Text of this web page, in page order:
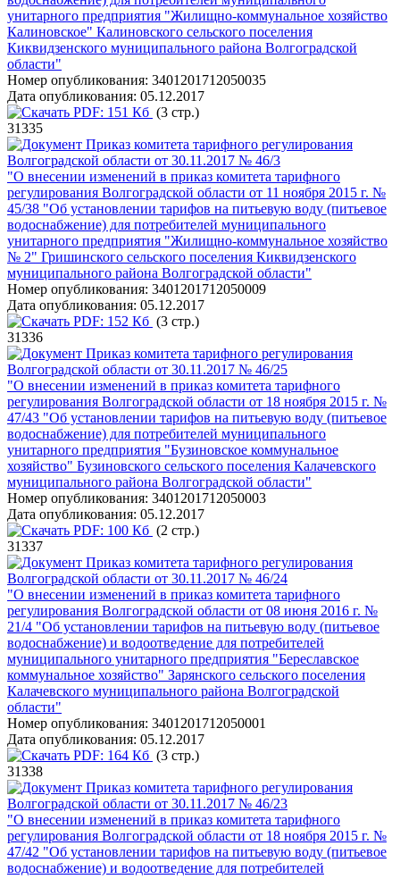
унитарного предприятия "Жилищно-коммунальное хозяйство
Калиновское" Калиновского сельского поселения
Киквидзенского муниципального района Волгоградской
области"
Номер опубликования: 3401201712050035
Дата опубликования: 05.12.2017
PDF: 151 Кб (3 стр.)
31335
Приказ комитета тарифного регулирования
Волгоградской области от 30.11.2017 № 46/3
"О внесении изменений в приказ комитета тарифного
регулирования Волгоградской области от 11 ноября 2015 г. №
45/38 "Об установлении тарифов на питьевую воду (питьевое
водоснабжение) для потребителей муниципального
унитарного предприятия "Жилищно-коммунальное хозяйство
№ 2" Гришинского сельского поселения Киквидзенского
муниципального района Волгоградской области"
Номер опубликования: 3401201712050009
Дата опубликования: 05.12.2017
PDF: 152 Кб (3 стр.)
31336
Приказ комитета тарифного регулирования
Волгоградской области от 30.11.2017 № 46/25
"О внесении изменений в приказ комитета тарифного
регулирования Волгоградской области от 18 ноября 2015 г. №
47/43 "Об установлении тарифов на питьевую воду (питьевое
водоснабжение) для потребителей муниципального
унитарного предприятия "Бузиновское коммунальное
хозяйство" Бузиновского сельского поселения Калачевского
муниципального района Волгоградской области"
Номер опубликования: 3401201712050003
Дата опубликования: 05.12.2017
PDF: 100 Кб (2 стр.)
31337
Приказ комитета тарифного регулирования
Волгоградской области от 30.11.2017 № 46/24
"О внесении изменений в приказ комитета тарифного
регулирования Волгоградской области от 08 июня 2016 г. №
21/4 "Об установлении тарифов на питьевую воду (питьевое
водоснабжение) и водоотведение для потребителей
муниципального унитарного предприятия "Береславское
коммунальное хозяйство" Зарянского сельского поселения
Калачевского муниципального района Волгоградской
области"
Номер опубликования: 3401201712050001
Дата опубликования: 05.12.2017
PDF: 164 Кб (3 стр.)
31338
Приказ комитета тарифного регулирования
Волгоградской области от 30.11.2017 № 46/23
"О внесении изменений в приказ комитета тарифного
регулирования Волгоградской области от 18 ноября 2015 г. №
47/42 "Об установлении тарифов на питьевую воду (питьевое
водоснабжение) и водоотведение для потребителей